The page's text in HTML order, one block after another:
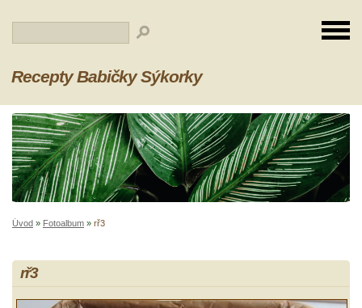
Recepty Babičky Sýkorky
Úvod » Fotoalbum » rř3
rř3